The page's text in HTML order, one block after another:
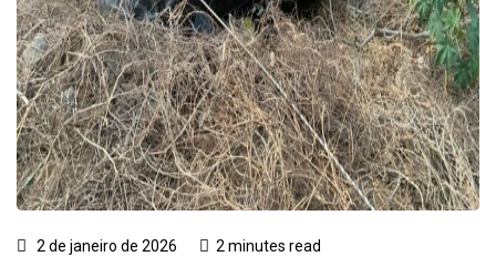
2 de janeiro de 2026 2 minutes read